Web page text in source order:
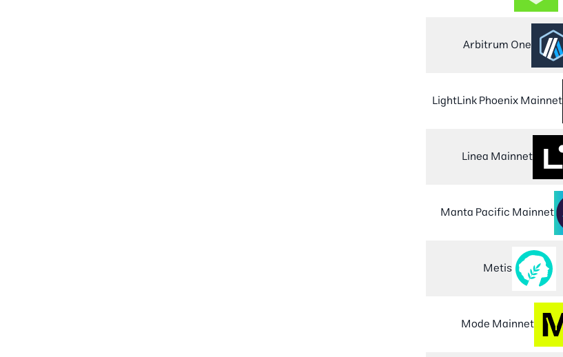
Arbitrum One
LightLink Phoenix Mainnet
Linea Mainnet
Manta Pacific Mainnet
Metis
Mode Mainnet